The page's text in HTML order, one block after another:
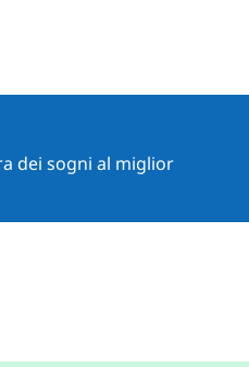
dei sogni al miglior